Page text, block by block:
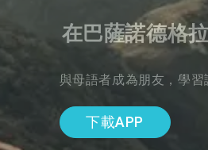
在巴薩諾德格
與母語者成為朋友，學
下載APP